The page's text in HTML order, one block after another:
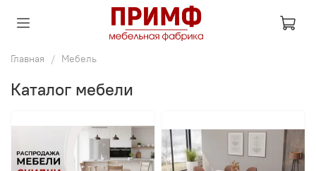
Главная Мебель
Каталог мебели